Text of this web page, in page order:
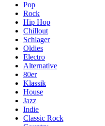
Pop
Rock
Hip Hop
Chillout
Schlager
Oldies
Electro
Alternative
80er
Klassik
House
Jazz
Indie
Classic Rock